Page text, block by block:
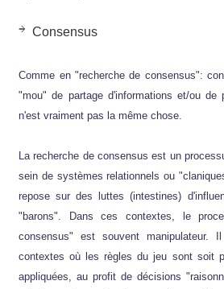
Consensus
Comme en "recherche de consensus":
"mou" de partage d'informations et/ou
n'est vraiment pas la même chose.
La recherche de consensus est un
sein de systèmes relationnels ou
repose sur des luttes (intestines)
"barons". Dans ces contextes, le
consensus" est souvent manipulateur.
contextes où les règles du jeu sont soit
appliquées, au profit de décisions